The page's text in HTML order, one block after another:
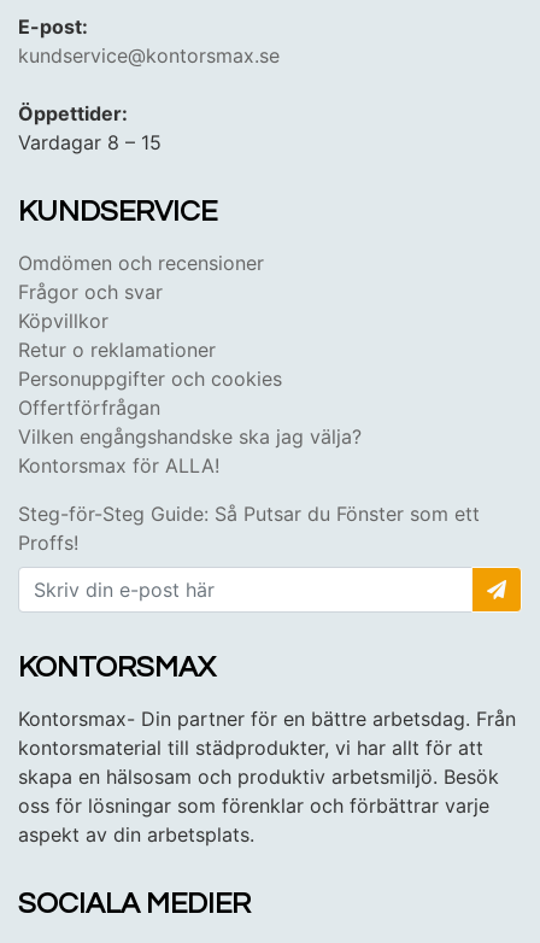
E-post:
kundservice@kontorsmax.se
Öppettider:
Vardagar 8 – 15
KUNDSERVICE
Omdömen och recensioner
Frågor och svar
Köpvillkor
Retur o reklamationer
Personuppgifter och cookies
Offertförfrågan
Vilken engångshandske ska jag välja?
Kontorsmax för ALLA!
Steg-för-Steg Guide: Så Putsar du Fönster som ett
Proffs!
KONTORSMAX
Kontorsmax- Din partner för en bättre arbetsdag. Från
kontorsmaterial till städprodukter, vi har allt för att
skapa en hälsosam och produktiv arbetsmiljö. Besök
oss för lösningar som förenklar och förbättrar varje
aspekt av din arbetsplats.
SOCIALA MEDIER